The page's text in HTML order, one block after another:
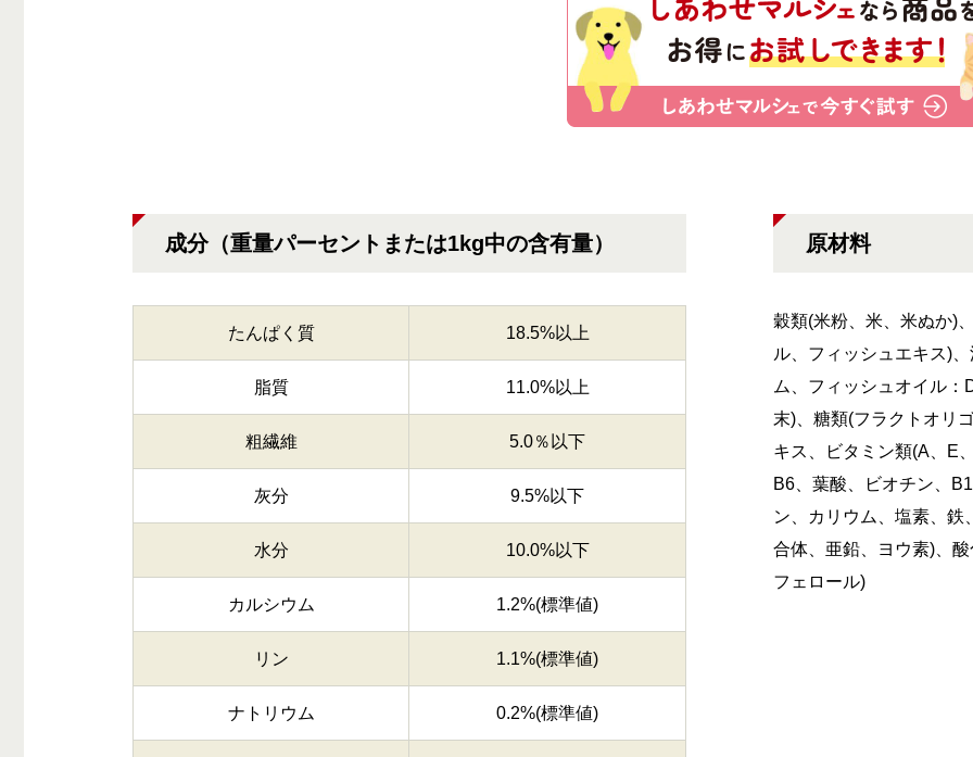
成分（重量パーセントまたは1kg中の含有量）
たんぱく質 18.5%以上
脂質 11.0%以上
粗繊維 5.0％以下
灰分 9.5%以下
水分 10.0%以下
カルシウム 1.2%(標準値)
リン 1.1%(標準値)
ナトリウム 0.2%(標準値)
原材料
穀類(米粉、米、米ぬか)
ル、フィッシュエキス)
ム、フィッシュオイル
末)、糖類(フラクトオリ
キス、ビタミン類(A、E
B6、葉酸、ビオチン、
ン、カリウム、塩素、
合体、亜鉛、ヨウ素)、
フェロール)